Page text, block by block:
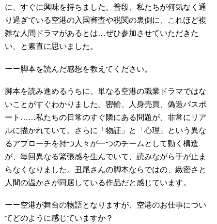
に、すぐに興味を持ちました。普段、私たちが何気なく通
り過ぎている空港の入国審査や税関の裏側に、これほど複
雑な人間ドラマがあるとは…ぜひ参加させていただきた
い、と素直に思いました。
ーー脚本を読んだ感想を教えてください。
脚本を読み進めるうちに、単なる空港の職業ドラマではな
いことがすぐわかりました。密輸、人身売買、偽造パスポ
ート……私たちの日常のすぐ隣にある問題が、非常にリア
ルに描かれていて。さらに「物証」と「心理」という異な
るアプローチを持つ人々が一つのチームとして動く構造
が、毎回異なる緊張感を生んでいて、読みながら手が止ま
らなくなりました。丑尾さんの脚本ならではの、緻密さと
人間の温かさが同居している作品だと感じています。
ーー空港が舞台の物語となりますが、空港のお仕事につい
てどのように感じていますか？